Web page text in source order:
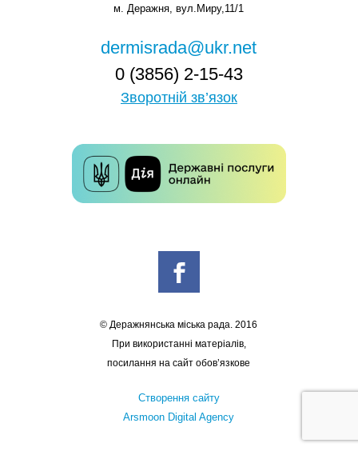
м. Деражня, вул.Миру,11/1
dermisrada@ukr.net
0 (3856) 2-15-43
Зворотній зв’язок
© Деражнянська міська рада. 2016
При використанні матеріалів,
посилання на сайт обов’язкове
Створення сайту
Arsmoon Digital Agency